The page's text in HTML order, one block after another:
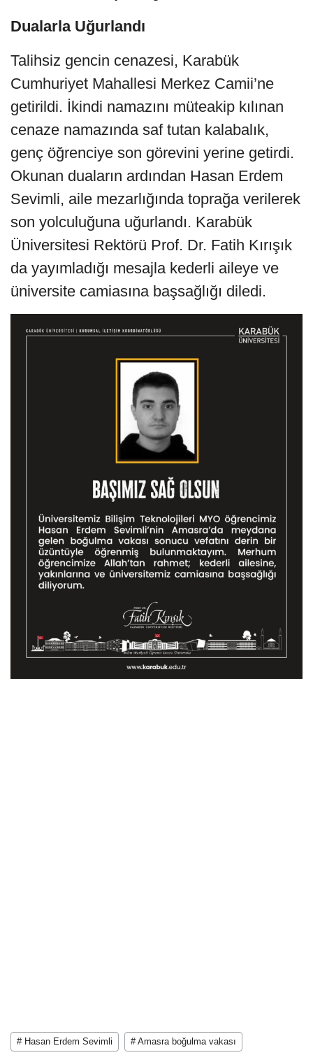
Dualarla Uğurlandı
Talihsiz gencin cenazesi, Karabük
Cumhuriyet Mahallesi Merkez Camii’ne
getirildi. İkindi namazını müteakip kılınan
cenaze namazında saf tutan kalabalık,
genç öğrenciye son görevini yerine getirdi.
Okunan duaların ardından Hasan Erdem
Sevimli, aile mezarlığında toprağa verilerek
son yolculuğuna uğurlandı. Karabük
Üniversitesi Rektörü Prof. Dr. Fatih Kırışık
da yayımladığı mesajla kederli aileye ve
üniversite camiasına başsağlığı diledi.
# Hasan Erdem Sevimli # Amasra boğulma vakası